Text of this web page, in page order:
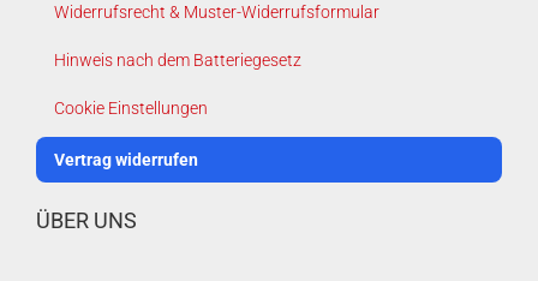
Widerrufsrecht & Muster-Widerrufsformular
Hinweis nach dem Batteriegesetz
Cookie Einstellungen
Vertrag widerrufen
ÜBER UNS